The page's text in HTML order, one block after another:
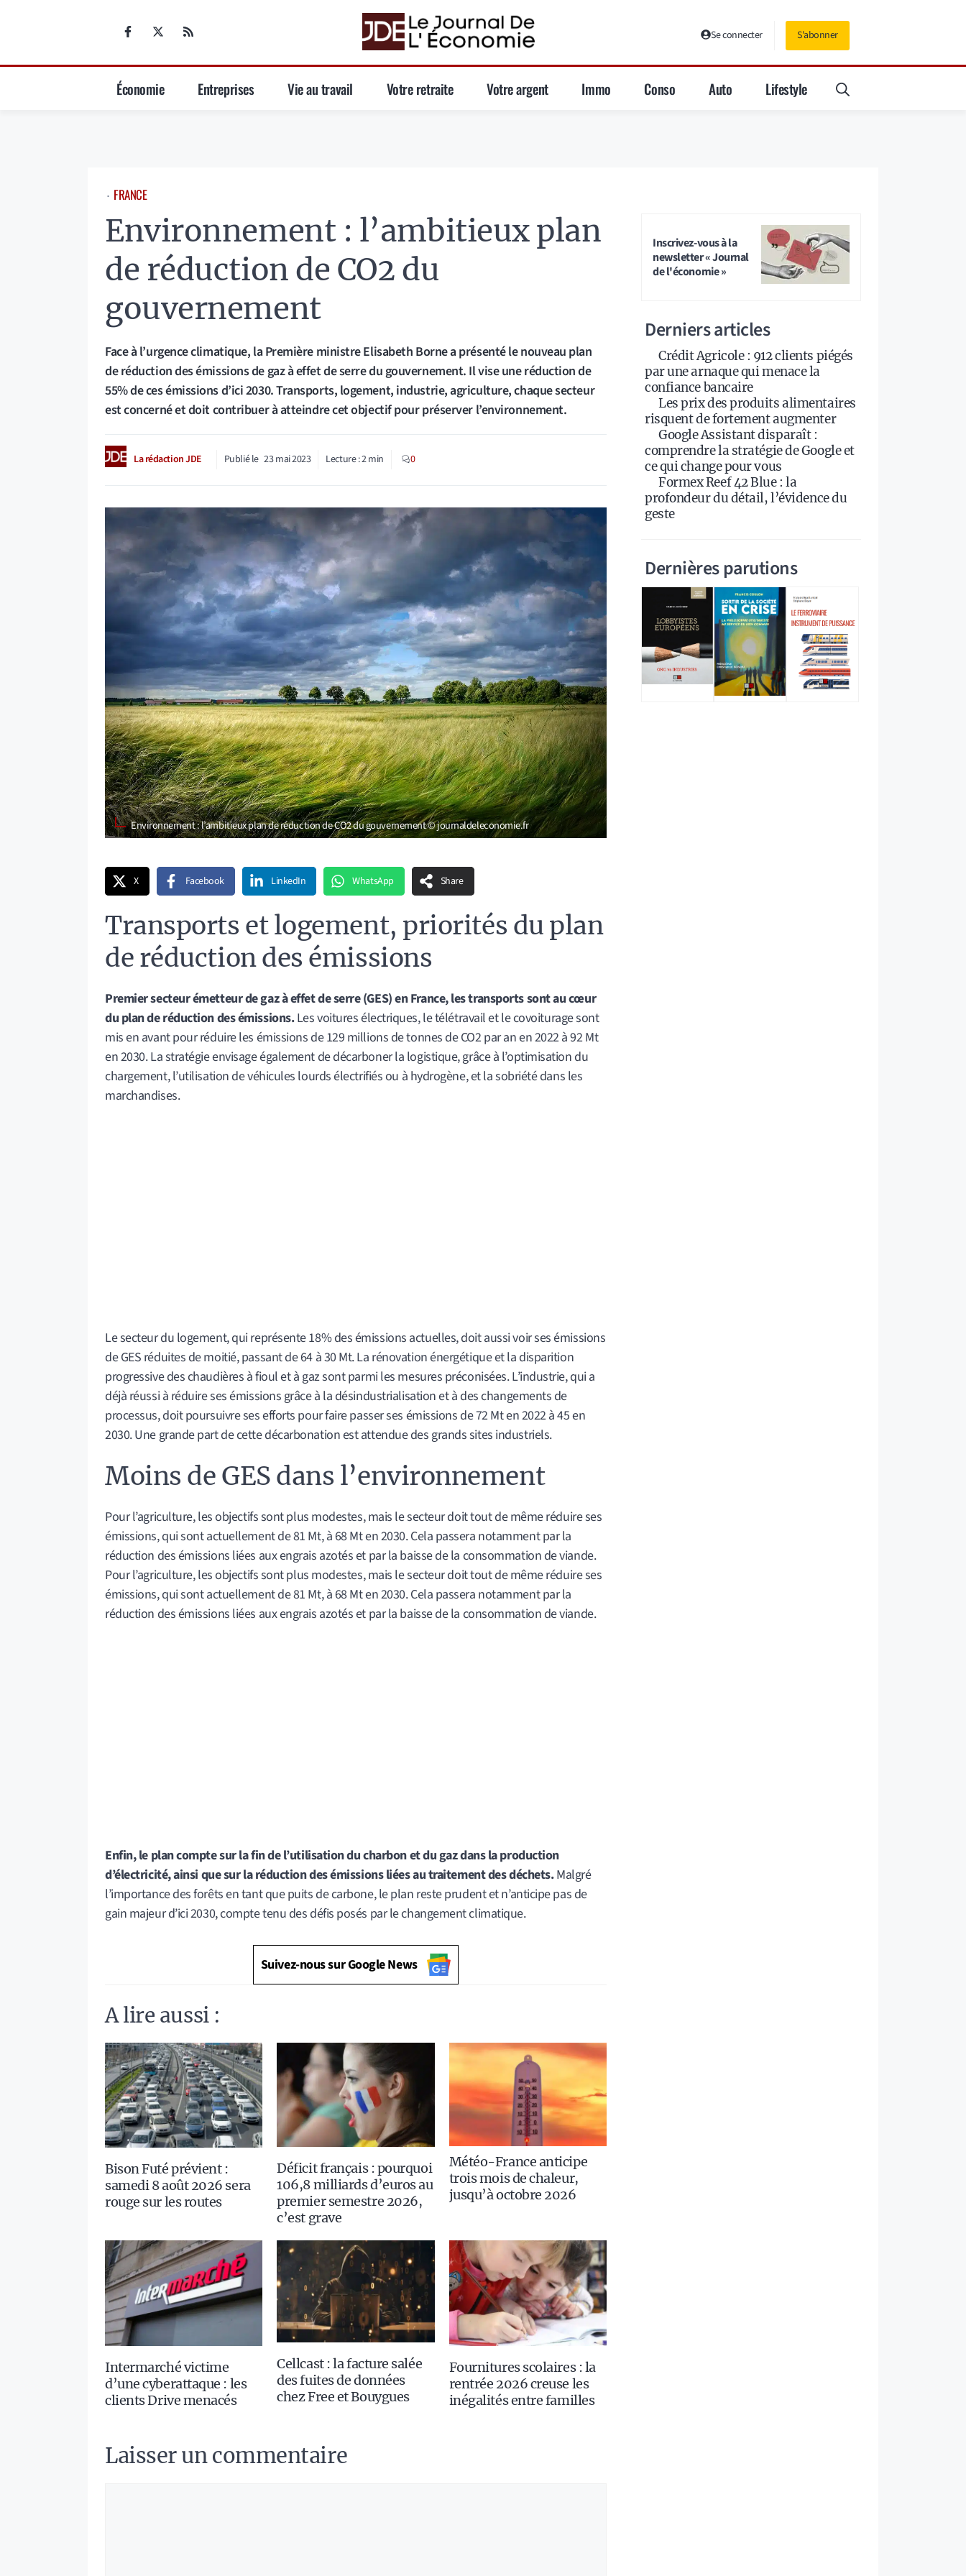
Se connecter S'abonner
Économie Entreprises Vie au travail Votre retraite Votre argent Immo Conso Auto Lifestyle
⋅ FRANCE
Environnement : l’ambitieux plan
de réduction de CO2 du
gouvernement
Face à l’urgence climatique, la Première ministre Elisabeth Borne a présenté le nouveau plan
de réduction des émissions de gaz à effet de serre du gouvernement. Il vise une réduction de
55% de ces émissions d’ici 2030. Transports, logement, industrie, agriculture, chaque secteur
est concerné et doit contribuer à atteindre cet objectif pour préserver l’environnement.
La rédaction JDE Publié le 23 mai 2023 Lecture :2min 0
Environnement : l’ambitieux plan de réduction de CO2 du gouvernement © journaldeleconomie.fr
X Facebook LinkedIn WhatsApp Share
Transports et logement, priorités du plan
de réduction des émissions
Premier secteur émetteur de gaz à effet de serre (GES) en France, les transports sont au cœur
du plan de réduction des émissions.Les voitures électriques, le télétravail et le covoiturage sont
mis en avant pour réduire les émissions de 129 millions de tonnes de CO2 par an en 2022 à 92 Mt
en 2030. La stratégie envisage également de décarboner la logistique, grâce à l’optimisation du
chargement, l’utilisation de véhicules lourds électrifiés ou à hydrogène, et la sobriété dans les
marchandises.
Le secteur du logement, qui représente 18% des émissions actuelles, doit aussi voir ses émissions
de GES réduites de moitié, passant de 64 à 30 Mt. La rénovation énergétique et la disparition
progressive des chaudières à fioul et à gaz sont parmi les mesures préconisées. L’industrie, qui a
déjà réussi à réduire ses émissions grâce à la désindustrialisation et à des changements de
processus, doit poursuivre ses efforts pour faire passer ses émissions de 72 Mt en 2022 à 45 en
2030. Une grande part de cette décarbonation est attendue des grands sites industriels.
Moins de GES dans l’environnement
Pour l’agriculture, les objectifs sont plus modestes, mais le secteur doit tout de même réduire ses
émissions, qui sont actuellement de 81 Mt, à 68 Mt en 2030. Cela passera notamment par la
réduction des émissions liées aux engrais azotés et par la baisse de la consommation de viande.
Pour l’agriculture, les objectifs sont plus modestes, mais le secteur doit tout de même réduire ses
émissions, qui sont actuellement de 81 Mt, à 68 Mt en 2030. Cela passera notamment par la
réduction des émissions liées aux engrais azotés et par la baisse de la consommation de viande.
Enfin, le plan compte sur la fin de l’utilisation du charbon et du gaz dans la production
d’électricité, ainsi que sur la réduction des émissions liées au traitement des déchets.Malgré
l’importance des forêts en tant que puits de carbone, le plan reste prudent et n’anticipe pas de
gain majeur d’ici 2030, compte tenu des défis posés par le changement climatique.
Suivez-nous sur Google News
A lire aussi :
Bison Futé prévient :
samedi 8 août 2026 sera
rouge sur les routes
Déficit français : pourquoi
106,8 milliards d’euros au
premier semestre 2026,
c’est grave
Météo-France anticipe
trois mois de chaleur,
jusqu’à octobre 2026
Intermarché victime
d’une cyberattaque : les
clients Drive menacés
Cellcast : la facture salée
des fuites de données
chez Free et Bouygues
Fournitures scolaires : la
rentrée 2026 creuse les
inégalités entre familles
Laisser un commentaire
Inscrivez-vous à la
newsletter « Journal
de l'économie »
Derniers articles
Crédit Agricole : 912 clients piégés
par une arnaque qui menace la
confiance bancaire
Les prix des produits alimentaires
risquent de fortement augmenter
Google Assistant disparaît :
comprendre la stratégie de Google et
ce qui change pour vous
Formex Reef 42 Blue : la
profondeur du détail, l’évidence du
geste
Dernières parutions